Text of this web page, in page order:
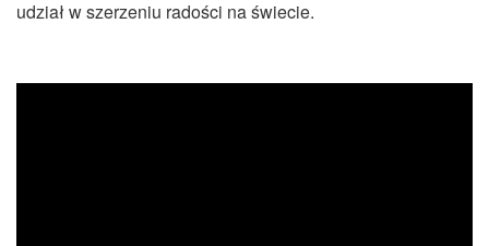
udział w szerzeniu radości na świecie.